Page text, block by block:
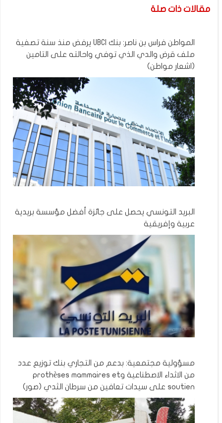
مقالات ذات صلة
المواطن فراس بن ناصر: بنك UBCI يرفض منذ سنة تصفية
ملف قرض والدي الذي توفي واحالته على التامين
(اشعار مواطن)
البريد التونسي يحصل على جائزة أفضل مؤسسة بريدية
عربية وإفريقية
مسؤولية مجتمعية: بدعم من التجاري بنك توزيع عدد
من الاثداء الاصطناعية وprothèses mammaires et
soutien على سيدات تعافين من سرطان الثدي (صور)